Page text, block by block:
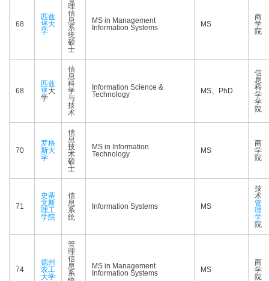
68
匹兹
堡大
学
理
信
息
系
统
硕
士
MS in Management
Information Systems
MS
商
学
院
68
匹兹
堡大
学
信
息
科
学
与
技
术
Information Science &
Technology
MS、PhD
信
息
科
学
学
院
70
罗格
斯大
学
信
息
技
术
硕
士
MS in Information
Technology
MS
商
学
院
71
史蒂
文斯
理工
学院
信
息
系
统
Information Systems MS
技
术
管
理
学
院
74
德州
农工
大学
管
理
信
息
系
MS in Management
Information Systems
MS
商
学
院